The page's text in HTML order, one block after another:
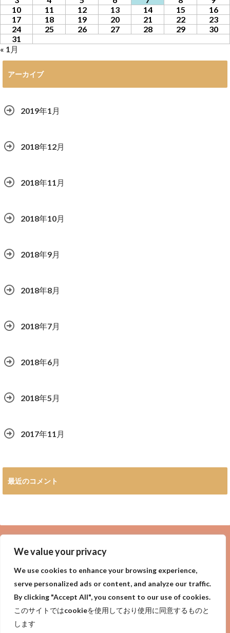
We value your privacy
We use cookies to enhance your browsing experience,
serve personalized ads or content, and analyze our traffic.
By clicking "Accept All", you consent to our use of cookies.
このサイトではcookieを使用しており使用に同意するものと
します
10
11 12 13 14 15
16
17
18 19 20 21 22
23
24
25 26 27 28 29
30
31
« 1月
アーカイブ
2019年1月
2018年12月
2018年11月
2018年10月
2018年9月
2018年8月
2018年7月
2018年6月
2018年5月
2017年11月
最近のコメント
privacy policy Purpose of site サイトの目的
プライバシーポリシー